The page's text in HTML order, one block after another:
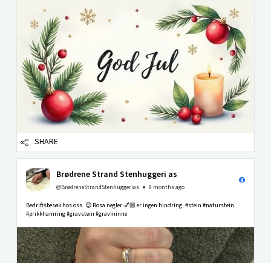
SHARE
Brødrene Strand Stenhuggeri as
@BrødreneStrandStenhuggerias 9 months ago
Bedriftsbesøk hos oss. 😊 Rosa negler 💅🏼 er ingen hindring. #stein #naturstein
#prikkhamring #gravstein #gravminne